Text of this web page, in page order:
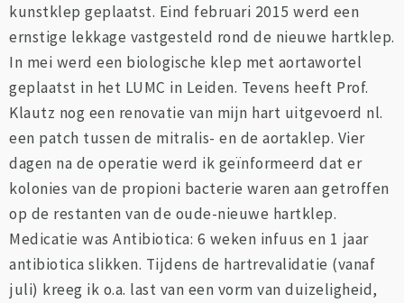
kunstklep geplaatst. Eind februari 2015 werd een
ernstige lekkage vastgesteld rond de nieuwe hartklep.
In mei werd een biologische klep met aortawortel
geplaatst in het LUMC in Leiden. Tevens heeft Prof.
Klautz nog een renovatie van mijn hart uitgevoerd nl.
een patch tussen de mitralis- en de aortaklep. Vier
dagen na de operatie werd ik geïnformeerd dat er
kolonies van de propioni bacterie waren aan getroffen
op de restanten van de oude-nieuwe hartklep.
Medicatie was Antibiotica: 6 weken infuus en 1 jaar
antibiotica slikken. Tijdens de hartrevalidatie (vanaf
juli) kreeg ik o.a. last van een vorm van duizeligheid,